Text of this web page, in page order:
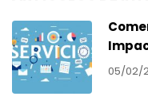
05/02/